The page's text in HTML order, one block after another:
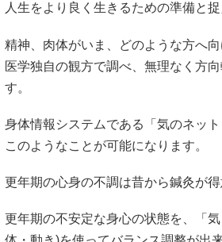
人生をより良く生きるための準備と捉
精神、肉体がいま、どのような方へ
医学独自の観方で調べ、無理なく方
す。
身体情報システムである「気のネッ
このようなことが可能になります。
更年期の心身の不調は昔から鍼灸が得
更年期の不安定な身心の状態を、「